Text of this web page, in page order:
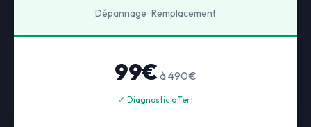
Dépannage · Remplacement
99€ à 490€
✓ Diagnostic offert